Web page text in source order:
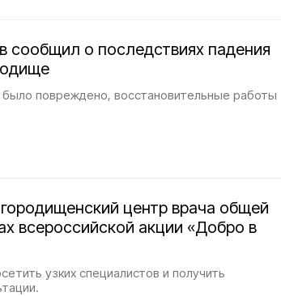
сообщил о последствиях падения
повреждено, восстановительные работы
центр врача общей
всероссийской акции «Добро в
узких специалистов и получить